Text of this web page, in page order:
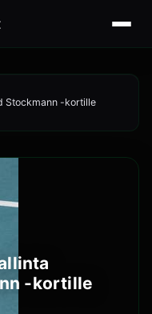
Stockmann -kortille
-kortille